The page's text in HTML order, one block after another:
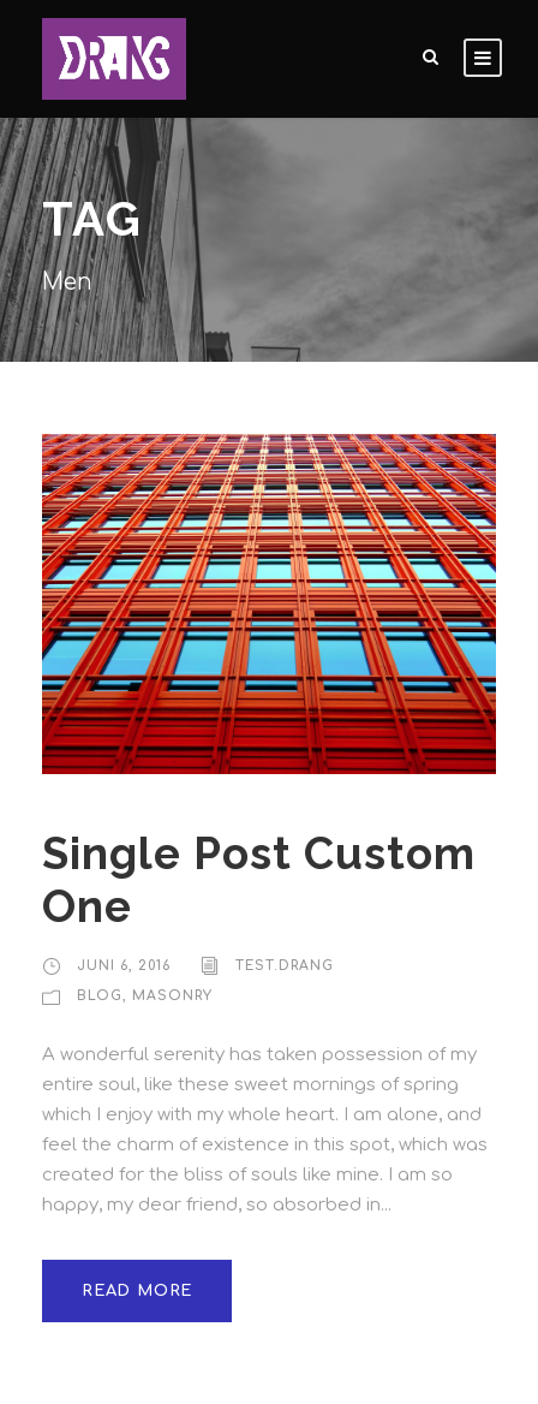
TAG
Men
Single Post Custom
One
JUNI 6, 2016
TEST.DRANG
BLOG, MASONRY
A wonderful serenity has taken possession of my
entire soul, like these sweet mornings of spring
which I enjoy with my whole heart. I am alone, and
feel the charm of existence in this spot, which was
created for the bliss of souls like mine. I am so
happy, my dear friend, so absorbed in...
READ MORE